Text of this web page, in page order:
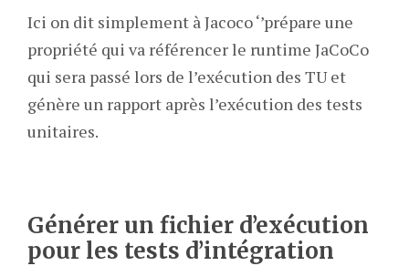
Ici on dit simplement à Jacoco ‘’prépare une
propriété qui va référencer le runtime JaCoCo
qui sera passé lors de l’exécution des TU et
génère un rapport après l’exécution des tests
unitaires.
Générer un fichier d’exécution
pour les tests d’intégration